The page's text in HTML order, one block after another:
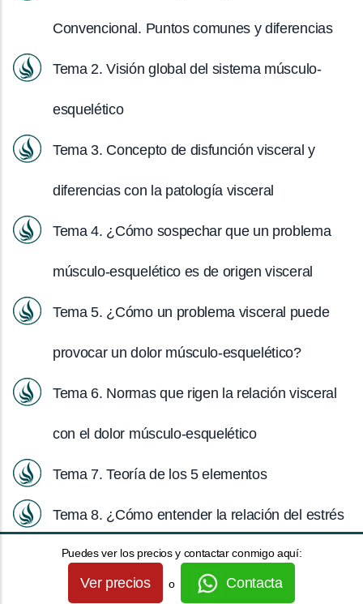
Convencional. Puntos comunes y diferencias
Tema 2. Visión global del sistema músculo-
esquelético
Tema 3. Concepto de disfunción visceral y
diferencias con la patología visceral
Tema 4. ¿Cómo sospechar que un problema
músculo-esquelético es de origen visceral
Tema 5. ¿Cómo un problema visceral puede
provocar un dolor músculo-esquelético?
Tema 6. Normas que rigen la relación visceral
con el dolor músculo-esquelético
Tema 7. Teoría de los 5 elementos
Tema 8. ¿Cómo entender la relación del estrés
con el dolor músculo-esquelético?
Puedes ver los precios y contactar conmigo aquí:
Ver precios o Contacta